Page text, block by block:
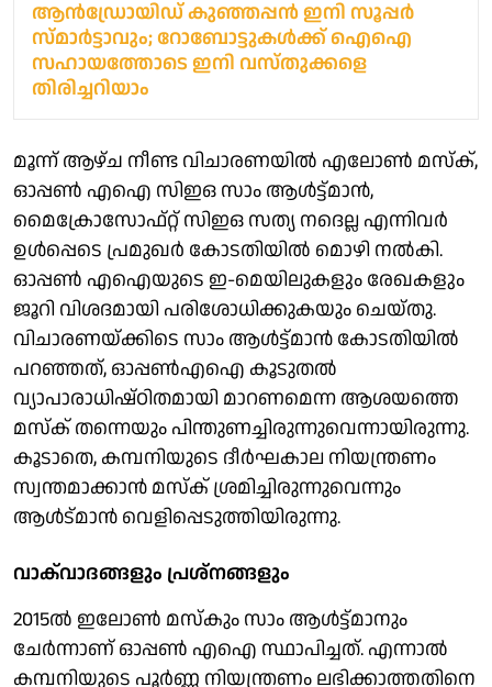
ആന്‍ഡ്രോയിഡ് കുഞ്ഞപ്പന്‍ ഇനി സൂപ്പർ
സ്മാർട്ടാവും; റോബോട്ടുകള്‍ക്ക് ഐഐ
സഹായത്തോടെ ഇനി വസ്തുക്കളെ
തിരിച്ചറിയാം
മൂന്ന് ആഴ്ച നീണ്ട വിചാരണയിൽ എലോൺ മസ്ക്,
ഓപ്പൺ എഐ സിഇഒ സാം ആൾട്ട്മാൻ,
മൈക്രോസോഫ്റ്റ് സിഇഒ സത്യ നദെല്ല എന്നിവർ
ഉൾപ്പെടെ പ്രമുഖർ കോടതിയിൽ മൊഴി നൽകി.
ഓപ്പൺ എഐയുടെ ഇ-മെയിലുകളും രേഖകളും
ജൂറി വിശദമായി പരിശോധിക്കുകയും ചെയ്തു.
വിചാരണയ്ക്കിടെ സാം ആൾട്ട്മാൻ കോടതിയിൽ
പറഞ്ഞത്, ഓപ്പൺഎഐ കൂടുതൽ
വ്യാപാരാധിഷ്ഠിതമായി മാറണമെന്ന ആശയത്തെ
മസ്ക് തന്നെയും പിന്തുണച്ചിരുന്നുവെന്നായിരുന്നു.
കൂടാതെ, കമ്പനിയുടെ ദീർഘകാല നിയന്ത്രണം
സ്വന്തമാക്കാൻ മസ്ക് ശ്രമിച്ചിരുന്നുവെന്നും
ആൾട്മാൻ വെളിപ്പെടുത്തിയിരുന്നു.
വാക്‌വാദങ്ങളും പ്രശ്നങ്ങളും
2015ൽ ഇലോൺ മസ്കും സാം ആൾട്ട്മാനും
ചേർന്നാണ് ഓപ്പൺ എഐ സ്ഥാപിച്ചത്. എന്നാൽ
കമ്പനിയുടെ പൂർണ്ണ നിയന്ത്രണം ലഭിക്കാത്തതിനെ